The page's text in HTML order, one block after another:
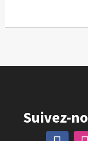
Suivez-